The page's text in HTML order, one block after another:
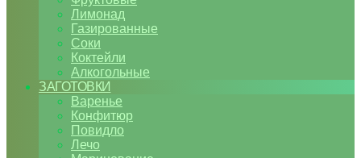
Лимонад
Газированные
Соки
Коктейли
Алкогольные
ЗАГОТОВКИ
Варенье
Конфитюр
Повидло
Лечо